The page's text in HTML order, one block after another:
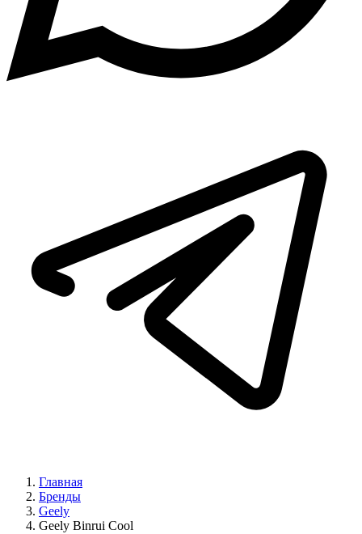
Главная
Бренды
Geely
Geely Binrui Cool